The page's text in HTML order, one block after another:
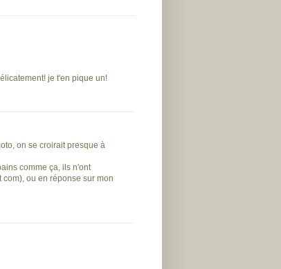
je t'en pique un!
on se croirait presque à
comme ça, ils n'ont
ou en réponse sur mon